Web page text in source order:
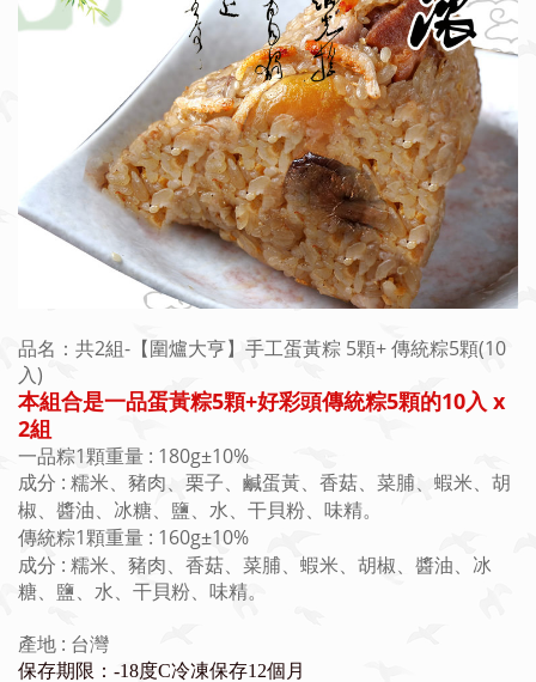
品名：共2組-【圍爐大亨】手工蛋黃粽 5顆+ 傳統粽5顆(10
入)
本組合是一品蛋黃粽5顆+好彩頭傳統粽5顆的10入 x
2組
一品粽1顆重量 : 180g±10%
成分 : 糯米、豬肉、栗子、鹹蛋黃、香菇、菜脯、蝦米、胡
椒、醬油、冰糖、鹽、水、 干貝粉、味精。
傳統粽1顆重量 : 160g±10%
成分 : 糯米、豬肉、香菇、菜脯、蝦米、胡椒、醬油、冰
糖、鹽、水、干貝粉、味精。
產地 : 台灣
保存期限：-18度C冷凍保存12個月